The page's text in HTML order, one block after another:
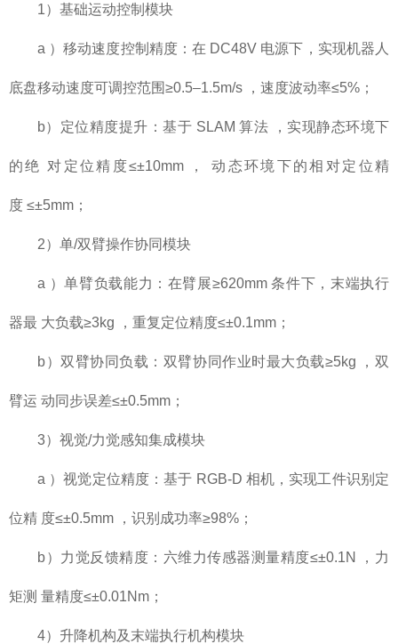
1）基础运动控制模块
a ）移动速度控制精度：在 DC48V 电源下，实现机器人
底盘移动速度可调控范围≥0.5–1.5m/s ，速度波动率≤5%；
b）定位精度提升：基于 SLAM 算法 ，实现静态环境下
的绝 对定位精度≤±10mm ， 动态环境下的相对定位精
度 ≤±5mm；
2）单/双臂操作协同模块
a ）单臂负载能力：在臂展≥620mm 条件下，末端执行
器最 大负载≥3kg ，重复定位精度≤±0.1mm；
b）双臂协同负载：双臂协同作业时最大负载≥5kg ，双
臂运 动同步误差≤±0.5mm；
3）视觉/力觉感知集成模块
a ）视觉定位精度：基于 RGB-D 相机，实现工件识别定
位精 度≤±0.5mm ，识别成功率≥98%；
b）力觉反馈精度：六维力传感器测量精度≤±0.1N ，力
矩测 量精度≤±0.01Nm；
4）升降机构及末端执行机构模块